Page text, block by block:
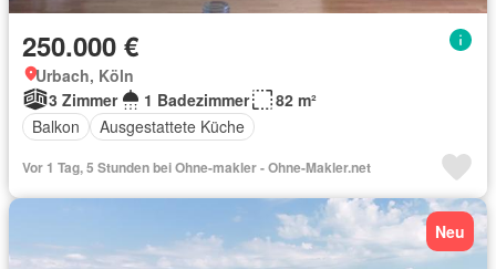
250.000 €
Urbach, Köln
3 Zimmer
1 Badezimmer
82 m²
Balkon
Ausgestattete Küche
Vor 1 Tag, 5 Stunden bei Ohne-makler - Ohne-Makler.net
Neu